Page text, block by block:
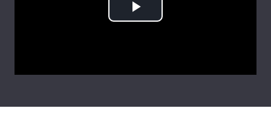
Думки
Контакти
Play